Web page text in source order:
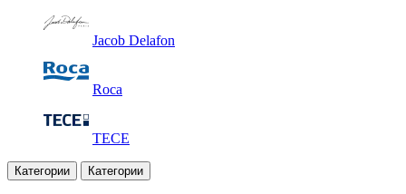
Jacob Delafon
Roca
TECE
Категории Категории